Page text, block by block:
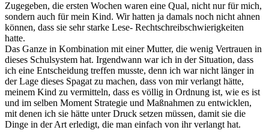
Zugegeben, die ersten Wochen waren eine Qual, nicht nur für mich,
sondern auch für mein Kind. Wir hatten ja damals noch nicht ahnen
können, dass sie sehr starke Lese- Rechtschreibschwierigkeiten
hatte.
Das Ganze in Kombination mit einer Mutter, die wenig Vertrauen in
dieses Schulsystem hat. Irgendwann war ich in der Situation, dass
ich eine Entscheidung treffen musste, denn ich war nicht länger in
der Lage dieses Spagat zu machen, dass von mir verlangt hätte,
meinem Kind zu vermitteln, dass es völlig in Ordnung ist, wie es ist
und im selben Moment Strategie und Maßnahmen zu entwicklen,
mit denen ich sie hätte unter Druck setzen müssen, damit sie die
Dinge in der Art erledigt, die man einfach von ihr verlangt hat.